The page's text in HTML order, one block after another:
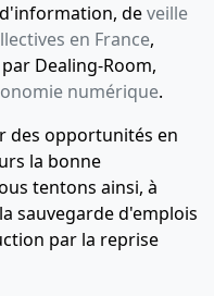
deveille
en France,
Dealing-Room,
numérique.
des opportunités en
la bonne
tentons ainsi, à
sauvegarde d'emplois
par la reprise